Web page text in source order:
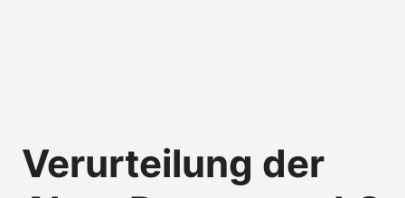
Verurteilung der